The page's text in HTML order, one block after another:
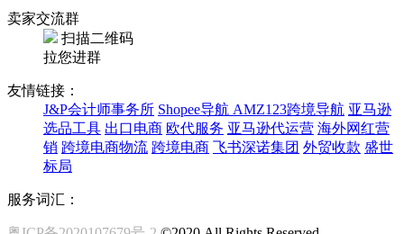
卖家交流群
扫描二维码
拉您进群
友情链接：
J&P会计师事务所 Shopee导航 AMZ123跨境导航 亚马逊
选品工具 出口电商 欧代服务 亚马逊代运营 海外网红营
销 跨境电商物流 跨境电商 飞书深诺集团 外贸收款 盛世
标局
服务词汇：